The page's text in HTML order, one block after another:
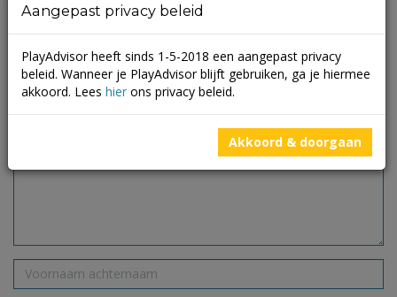
Schrijf een beoordeling
Je e-mailadres wordt niet gepubliceerd. Vereiste velden zijn
gemarkeerd met*
Aangepast privacy beleid
PlayAdvisor heeft sinds 1-5-2018 een aangepast privacy
beleid. Wanneer je PlayAdvisor blijft gebruiken, ga je hiermee
akkoord. Lees hier ons privacy beleid.
Akkoord & doorgaan